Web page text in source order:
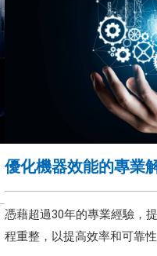
優化機器效能的專業
憑藉超過30年的專業經驗，
程重整，以提高效率和可靠性